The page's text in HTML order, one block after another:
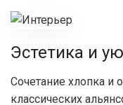
Эстетика и
Сочетание хлопка и
классических